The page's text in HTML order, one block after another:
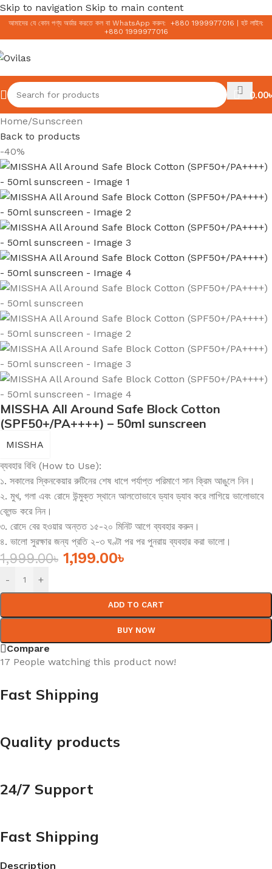
Skip to navigation Skip to main content
আমাদের যে কোন পণ্য অর্ডার করতে কল বা WhatsApp করুন: +880 1999977016
হট লাইন:
+880 1999977016
0.00৳
Home/Sunscreen
Back to products
-40%
MISSHA All Around Safe Block Cotton
(SPF50+/PA++++) – 50ml sunscreen
MISSHA
ব্যবহার বিধি (How to Use):
১. সকালের স্কিনকেয়ার রুটিনের শেষ ধাপে পর্যাপ্ত পরিমাণে সান ক্রিম আঙুলে নিন।
২. মুখ, গলা এবং রোদে উন্মুক্ত স্থানে আলতোভাবে ড্যাব ড্যাব করে লাগিয়ে ভালোভাবে
ব্লেন্ড করে নিন।
৩. রোদে বের হওয়ার অন্তত ১৫-২০ মিনিট আগে ব্যবহার করুন।
৪. ভালো সুরক্ষার জন্য প্রতি ২-৩ ঘণ্টা পর পর পুনরায় ব্যবহার করা ভালো।
1,999.00৳ 1,199.00৳
- +
ADD TO CART
BUY NOW
Compare
17 People watching this product now!
Fast Shipping
Quality products
24/7 Support
Fast Shipping
Description